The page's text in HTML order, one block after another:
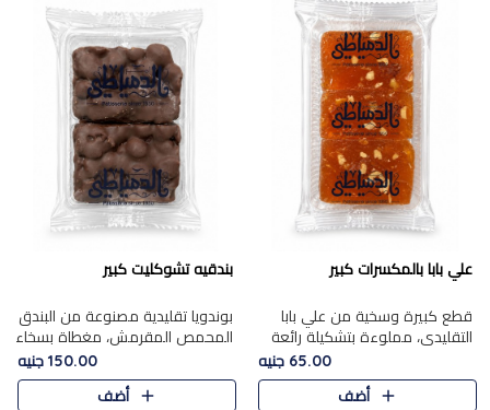
علي بابا بالمكسرات كبير
قطع كبيرة وسخية من علي بابا
التقليدي، مملوءة بتشكيلة رائعة
من المكسرات المحمصة المحمرة.
65.00 جنيه
أضف
بندقيه تشوكليت كبير
بوندويا تقليدية مصنوعة من البندق
المحمص المقرمش، مغطاة بسخاء
بشوكولاتة فاخرة غنية لتحقيق
التوازن المثالي بين قوام القرمشة
ونكهة الشوكولاتة ا..
150.00 جنيه
أضف